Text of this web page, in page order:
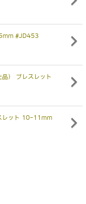
#JD453
） ブレスレット
レット 10-11mm